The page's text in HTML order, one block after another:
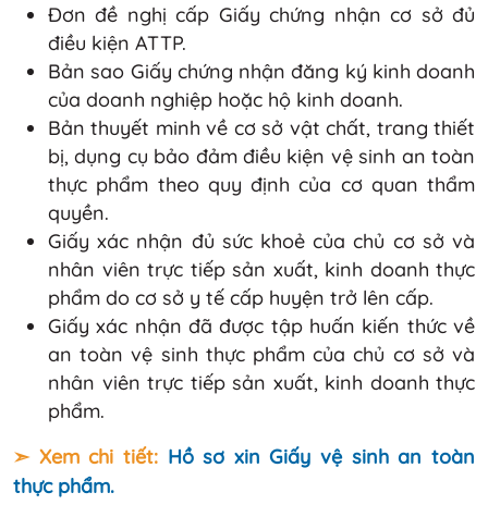
Đơn đề nghị cấp Giấy chứng nhận cơ sở đủ
điều kiện ATTP.
Bản sao Giấy chứng nhận đăng ký kinh doanh
của doanh nghiệp hoặc hộ kinh doanh.
Bản thuyết minh về cơ sở vật chất, trang thiết
bị, dụng cụ bảo đảm điều kiện vệ sinh an toàn
thực phẩm theo quy định của cơ quan thẩm
quyền.
Giấy xác nhận đủ sức khoẻ của chủ cơ sở và
nhân viên trực tiếp sản xuất, kinh doanh thực
phẩm do cơ sở y tế cấp huyện trở lên cấp.
Giấy xác nhận đã được tập huấn kiến thức về
an toàn vệ sinh thực phẩm của chủ cơ sở và
nhân viên trực tiếp sản xuất, kinh doanh thực
phẩm.
➣ Xem chi tiết: Hồ sơ xin Giấy vệ sinh an toàn
thực phẩm.